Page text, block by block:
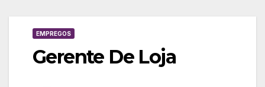
EMPREGOS
Gerente De Loja